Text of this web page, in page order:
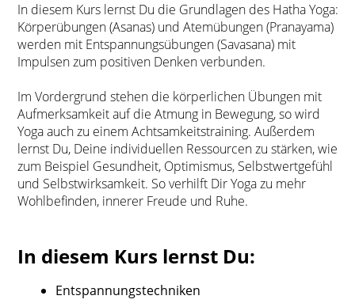
In diesem Kurs lernst Du die Grundlagen des Hatha Yoga:
Körperübungen (Asanas) und Atemübungen (Pranayama)
werden mit Entspannungsübungen (Savasana) mit
Impulsen zum positiven Denken verbunden.
Im Vordergrund stehen die körperlichen Übungen mit
Aufmerksamkeit auf die Atmung in Bewegung, so wird
Yoga auch zu einem Achtsamkeitstraining. Außerdem
lernst Du, Deine individuellen Ressourcen zu stärken, wie
zum Beispiel Gesundheit, Optimismus, Selbstwertgefühl
und Selbstwirksamkeit. So verhilft Dir Yoga zu mehr
Wohlbefinden, innerer Freude und Ruhe.
In diesem Kurs lernst Du:
Entspannungstechniken